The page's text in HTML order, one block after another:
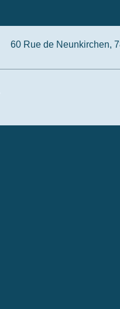
60 Rue de Neunkirchen,